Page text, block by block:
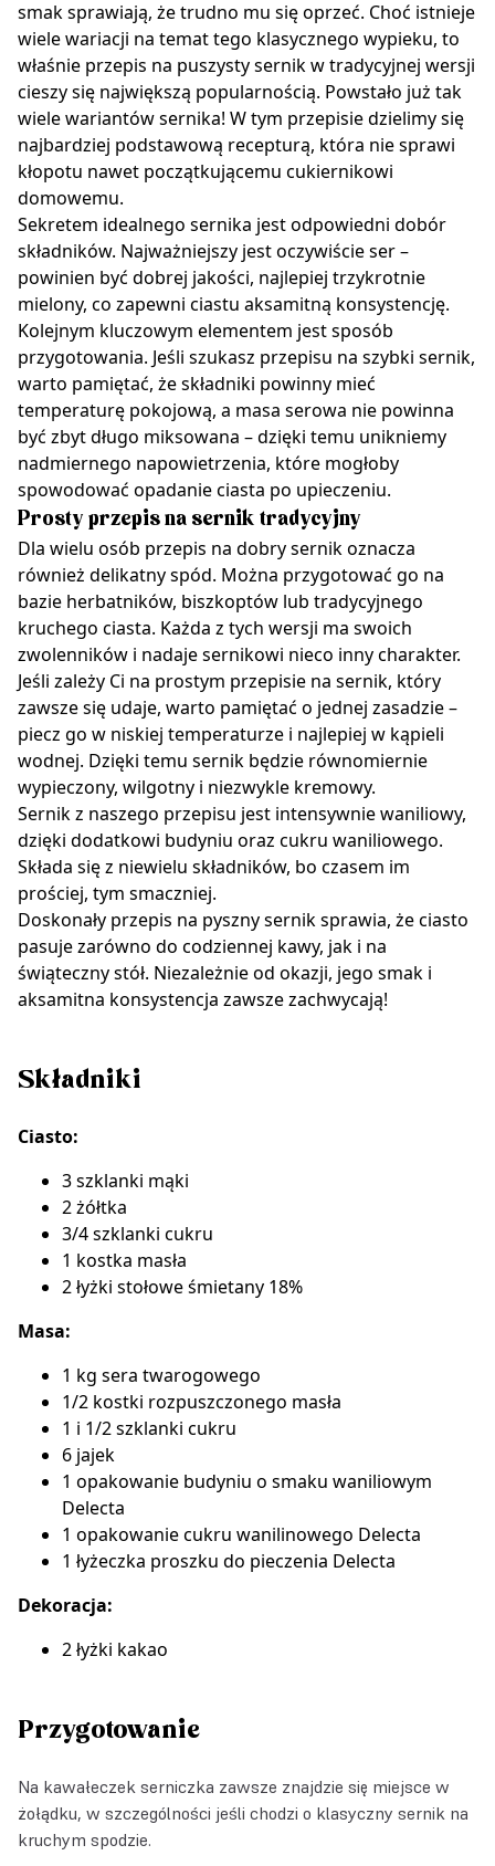
smak sprawiają, że trudno mu się oprzeć. Choć istnieje
wiele wariacji na temat tego klasycznego wypieku, to
właśnie przepis na puszysty sernik w tradycyjnej wersji
cieszy się największą popularnością. Powstało już tak
wiele wariantów sernika! W tym przepisie dzielimy się
najbardziej podstawową recepturą, która nie sprawi
kłopotu nawet początkującemu cukiernikowi
domowemu.
Sekretem idealnego sernika jest odpowiedni dobór
składników. Najważniejszy jest oczywiście ser –
powinien być dobrej jakości, najlepiej trzykrotnie
mielony, co zapewni ciastu aksamitną konsystencję.
Kolejnym kluczowym elementem jest sposób
przygotowania. Jeśli szukasz przepisu na szybki sernik,
warto pamiętać, że składniki powinny mieć
temperaturę pokojową, a masa serowa nie powinna
być zbyt długo miksowana – dzięki temu unikniemy
nadmiernego napowietrzenia, które mogłoby
spowodować opadanie ciasta po upieczeniu.
Prosty przepis na sernik tradycyjny
Dla wielu osób przepis na dobry sernik oznacza
również delikatny spód. Można przygotować go na
bazie herbatników, biszkoptów lub tradycyjnego
kruchego ciasta. Każda z tych wersji ma swoich
zwolenników i nadaje sernikowi nieco inny charakter.
Jeśli zależy Ci na prostym przepisie na sernik, który
zawsze się udaje, warto pamiętać o jednej zasadzie –
piecz go w niskiej temperaturze i najlepiej w kąpieli
wodnej. Dzięki temu sernik będzie równomiernie
wypieczony, wilgotny i niezwykle kremowy.
Sernik z naszego przepisu jest intensywnie waniliowy,
dzięki dodatkowi budyniu oraz cukru waniliowego.
Składa się z niewielu składników, bo czasem im
prościej, tym smaczniej.
Doskonały przepis na pyszny sernik sprawia, że ciasto
pasuje zarówno do codziennej kawy, jak i na
świąteczny stół. Niezależnie od okazji, jego smak i
aksamitna konsystencja zawsze zachwycają!
Składniki
Ciasto:
3 szklanki mąki
2 żółtka
3/4 szklanki cukru
1 kostka masła
2 łyżki stołowe śmietany 18%
Masa:
1 kg sera twarogowego
1/2 kostki rozpuszczonego masła
1 i 1/2 szklanki cukru
6 jajek
1 opakowanie budyniu o smaku waniliowym
Delecta
1 opakowaniecukru wanilinowego Delecta
1 łyżeczka proszku do pieczenia Delecta
Dekoracja:
2 łyżki kakao
Przygotowanie
Na kawałeczek serniczka zawsze znajdzie się miejsce w
żołądku, w szczególności jeśli chodzi o klasyczny sernik na
kruchym spodzie.